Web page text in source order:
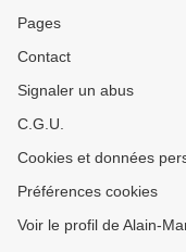
Pages
Contact
Signaler un abus
C.G.U.
Cookies et données
Préférences cookies
Voir le profil de Alain-